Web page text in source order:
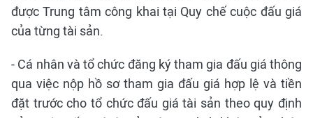
được Trung tâm công khai tại Quy chế cuộc đấu giá
của từng tài sản.
- Cá nhân và tổ chức đăng ký tham gia đấu giá thông
qua việc nộp hồ sơ tham gia đấu giá hợp lệ và tiền
đặt trước cho tổ chức đấu giá tài sản theo quy định